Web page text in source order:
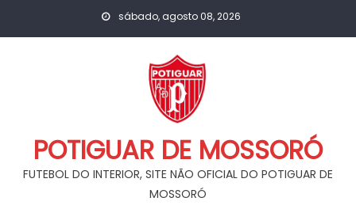
sábado, agosto 08, 2026
POTIGUAR DE MOSSORÓ
FUTEBOL DO INTERIOR, SITE NÃO OFICIAL DO POTIGUAR DE
MOSSORÓ